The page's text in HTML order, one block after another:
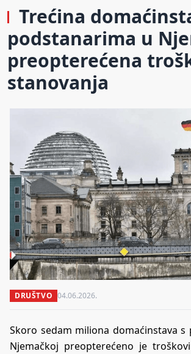
Trećina
podstanarima u
preopterećena
stanovanja
DRUŠTVO 04.06.2026.
Skoro sedam miliona domaćinstava s
Njemačkoj preopterećeno je